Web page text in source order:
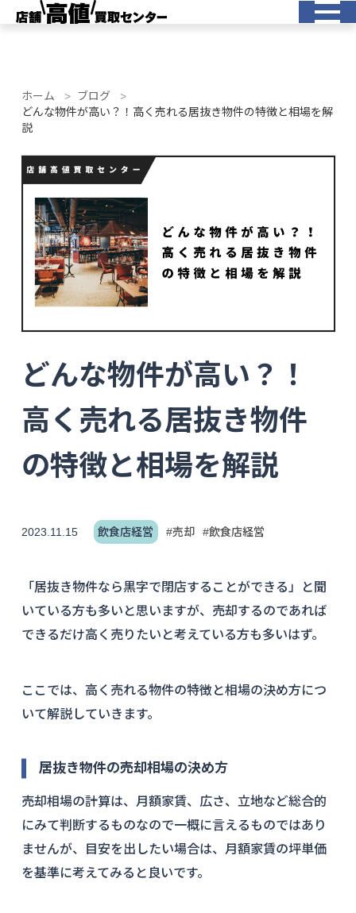
ホーム
ブログ
どんな物件が高い？！高く売れる居抜き物件の特徴と相場を解
説
どんな物件が高い？！
高く売れる居抜き物件
の特徴と相場を解説
2023.11.15 飲食店経営 #売却 #飲食店経営
「居抜き物件なら黒字で閉店することができる」と聞
いている方も多いと思いますが、売却するのであれば
できるだけ高く売りたいと考えている方も多いはず。
ここでは、高く売れる物件の特徴と相場の決め方につ
いて解説していきます。
居抜き物件の売却相場の決め方
売却相場の計算は、月額家賃、広さ、立地など総合的
にみて判断するものなので一概に言えるものではあり
ませんが、目安を出したい場合は、月額家賃の坪単価
を基準に考えてみると良いです。